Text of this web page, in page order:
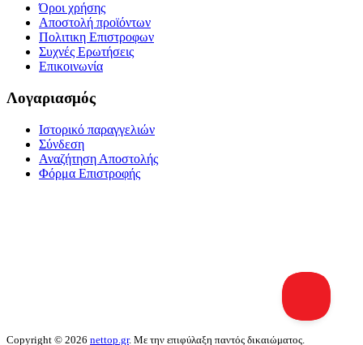
Όροι χρήσης
Αποστολή προϊόντων
Πολιτικη Επιστροφων
Συχνές Ερωτήσεις
Επικοινωνία
Λογαριασμός
Ιστορικό παραγγελιών
Σύνδεση
Αναζήτηση Αποστολής
Φόρμα Επιστροφής
Copyright © 2026 nettop.gr. Με την επιφύλαξη παντός δικαιώματος.